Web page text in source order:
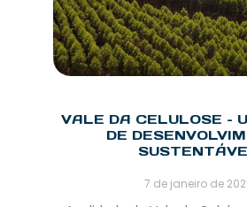
VALE DA CELULOSE –
DE
7 de janeiro de